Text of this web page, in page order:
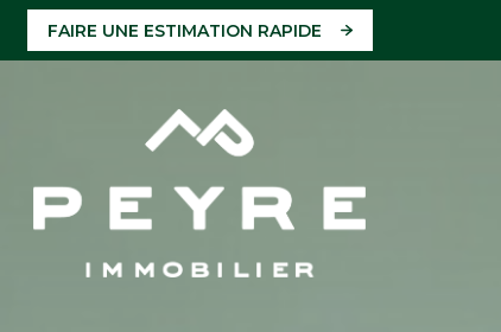
FAIRE UNE ESTIMATION RAPIDE